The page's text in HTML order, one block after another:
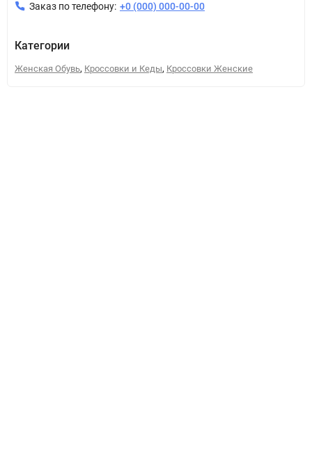
Заказ по телефону: +0 (000) 000-00-00
Категории
Женская Обувь, Кроссовки и Кеды, Кроссовки Женские